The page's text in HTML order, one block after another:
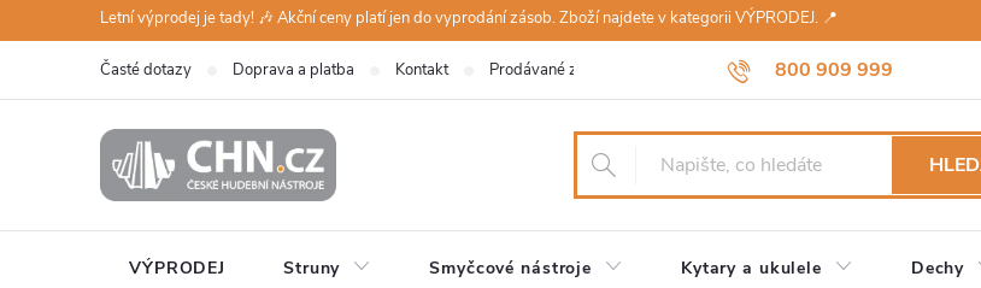
na
Letní výprodej je tady! 🎶 Akční ceny platí jen do vyprodání zásob. Zboží najdete v kategorii VÝPRODEJ. 📍
800 909 999
Časté dotazy Doprava a platba Kontakt Prodávané značky Návody a údržba Reklamace
VÝPRODEJ Struny Smyčcové nástroje Kytary a ukulele Dechy